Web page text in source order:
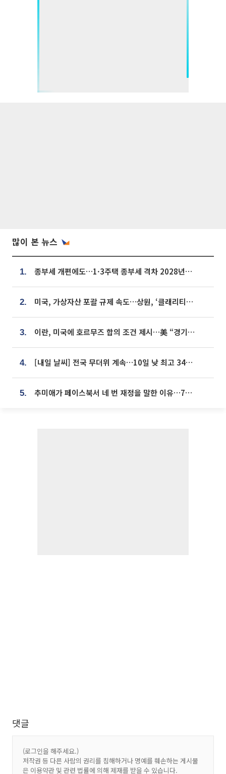
많이 본 뉴스
1. 종부세 개편에도…1·3주택 종부세 격차 2028년부터 확대
2. 미국, 가상자산 포괄 규제 속도…상원, ‘클래리티법’ 9월 절차투표 추진
3. 이란, 미국에 호르무즈 합의 조건 제시…美 “경기 아직 안 끝나” [종합]
4. [내일 날씨] 전국 무더위 계속…10일 낮 최고 34도 육박
5. 추미애가 페이스북서 네 번 재정을 말한 이유…7700억 추경 열쇠는 도의회에
댓글